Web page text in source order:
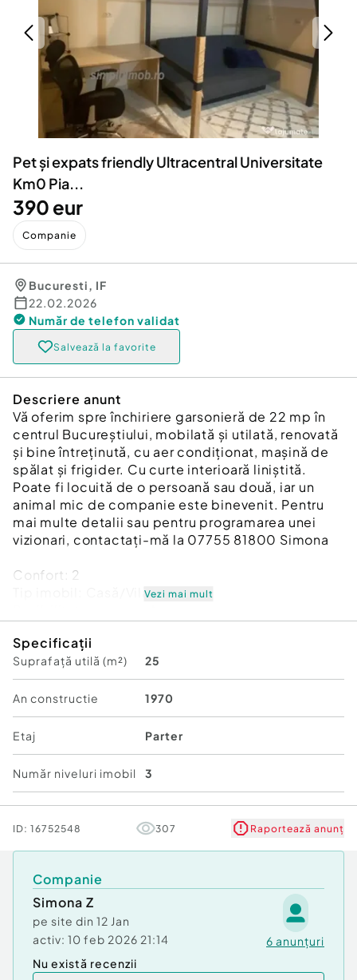
Servicii
Animale de companie
Afaceri și echipamente profesionale
Inchiriere Bunuri si Vehicule
Utilaje agricole si industriale
Piese auto si accesorii
Dacia Duster
Pet și expats friendly Ultracentral Universitate
Km0 Pia...
390 eur
Companie
Bucuresti, IF
22.02.2026
Număr de telefon validat
Salvează la favorite
Descriere anunt
Vă oferim spre închiriere garsonieră de 22 mp în
centrul Bucureștiului, mobilată și utilată, renovată
și bine întreținută, cu aer condiționat, mașină de
spălat și frigider. Cu curte interioară liniștită.
Poate fi locuită de o persoană sau două, iar un
animal mic de companie este binevenit. Pentru
mai multe detalii sau pentru programarea unei
vizionari, contactați-mă la 07755 81800 Simona
Confort: 2
Casă/VilăVezi mai mult
Specificații
Suprafață utilă (m²) 25
An constructie 1970
Etaj Parter
Număr niveluri imobil 3
ID: 16752548 307 Raportează anunț
Companie
Simona Z
pe site din 12 Jan
activ: 10 feb 2026 21:14 6 anunțuri
Nu există recenzii